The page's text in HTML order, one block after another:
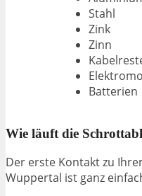
Stahl
Zink
Zinn
Batterien
Wie läuft die
Der erste Kontakt zu
Wuppertal ist ganz